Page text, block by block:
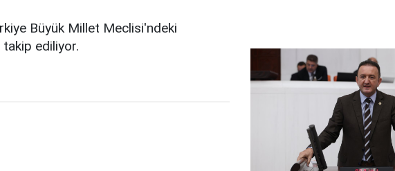
Büyük Millet Meclisi'ndeki
takip ediliyor.